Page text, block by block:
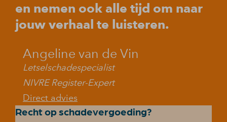
en nemen ook alle tijd om naar
jouw verhaal te luisteren.
Angeline van de Vin
Letselschadespecialist
NIVRE Register-Expert
Direct advies
Recht op schadevergoeding?